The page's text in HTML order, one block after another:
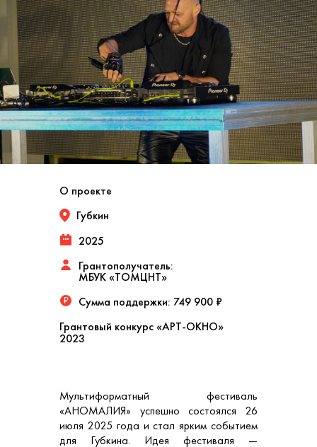
Грантовый конкурс «АРТ-ОКНО»
2023
О проекте
Губкин
2025
Грантополучатель:
МБУК «ТОМЦНТ»
₽ Сумма поддержки: 749 900 ₽
Мультиформатный фестиваль
«АНОМАЛИЯ» успешно состоялся 26
июля 2025 года и стал ярким событием
для Губкина. Идея фестиваля —